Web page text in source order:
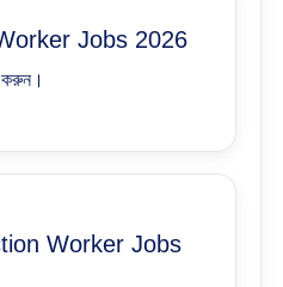
Jobs 2026
করুন।
Worker Jobs